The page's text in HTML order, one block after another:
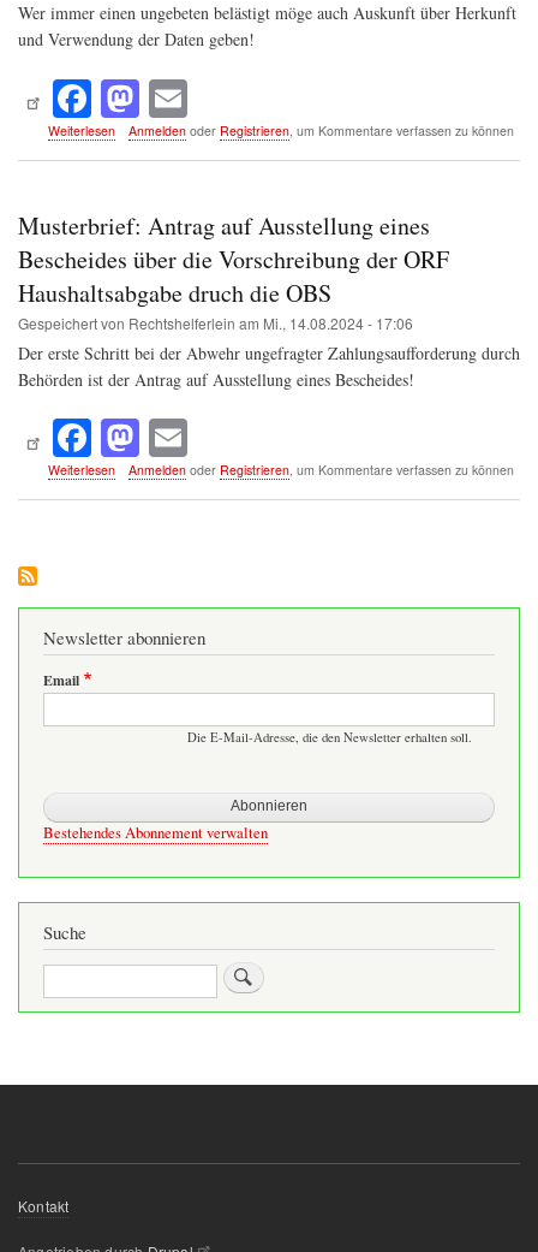
Wer immer einen ungebeten belästigt möge auch Auskunft über Herkunft
und Verwendung der Daten geben!
Fa
ce
bo
ok
M
as
to
do
n
m
ail
Weiterlesenüber
auf
Auskunft
über
bei
OBS
gespeicherte
Daten
Anmeldenoder Registrieren, um Kommentare verfassen zu können
Musterbrief: Antrag auf Ausstellung eines
Bescheides über die Vorschreibung der ORF
Haushaltsabgabe druch die OBS
Gespeichert von Rechtshelferlein am Mi., 14.08.2024 - 17:06
Der erste Schritt bei der Abwehr ungefragter Zahlungsaufforderung durch
Behörden ist der Antrag auf Ausstellung eines Bescheides!
Fa
ce
bo
M
as
to
m
ail
Weiterlesenüber
über
Vorschreibung
ORF
Anmeldenoder Registrieren, um Kommentare verfassen zu können
Newsletter abonnieren
Email
Die E-Mail-Adresse, die den Newsletter erhalten soll.
Bestehendes Abonnement verwalten
Suche
Suche
Footer-
Kontakt